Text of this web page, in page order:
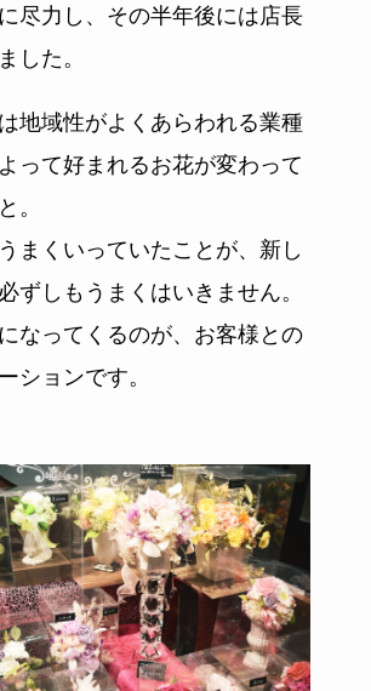
尽力し、その半年後には店長
した。
地域性がよくあらわれる業種
って好まれるお花が変わって
。
まくいっていたことが、新し
ずしもうまくはいきません。
なってくるのが、お客様との
ションです。